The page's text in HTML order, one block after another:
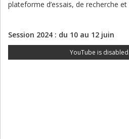
plateforme d’essais, de recherche
Session 2024 : du 10 au 12 juin
YouTube is disabled.